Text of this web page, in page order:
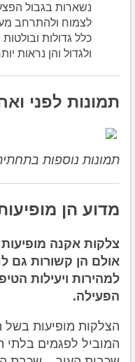
נשארות בגבול
לצמוח ולהתרחב
כלל גדולות
ולגדול והן נראות
תמונות לפני
תמונות נוספות
מדוע הן
צלקות אקנה
אולם הן קשורות גם
למהירות ויעילות
הפעילה.
הצלקות מופיעות בשל
המוביל לפגמים בלתי